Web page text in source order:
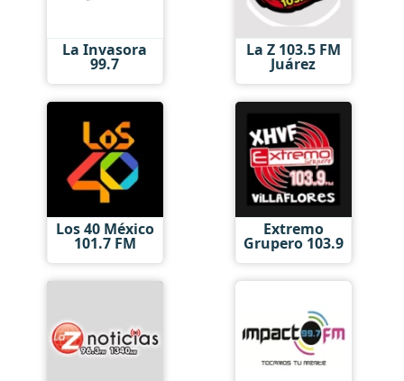
La Invasora
99.7
La Z 103.5 FM
Juárez
Los 40 México
101.7 FM
Extremo
Grupero 103.9